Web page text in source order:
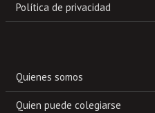
Política de privacidad
Quienes somos
Quien puede colegiarse